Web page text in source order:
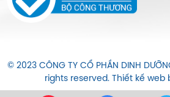
© 2023 CÔNG TY CỔ PHẦN DINH
rights reserved. Thiết kế web